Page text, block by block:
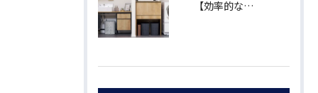
【効率的な家事導線】"ランドリープラス"で、あなたの暮らしをもっと自由に。